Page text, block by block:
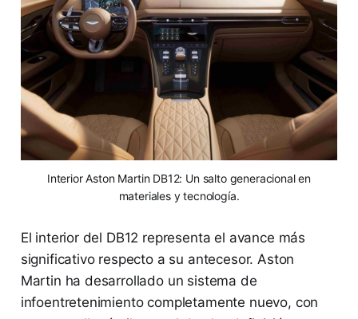
Interior Aston Martin DB12: Un salto generacional en
materiales y tecnología.
El interior del DB12 representa el avance más
significativo respecto a su antecesor. Aston
Martin ha desarrollado un sistema de
infoentretenimiento completamente nuevo, con